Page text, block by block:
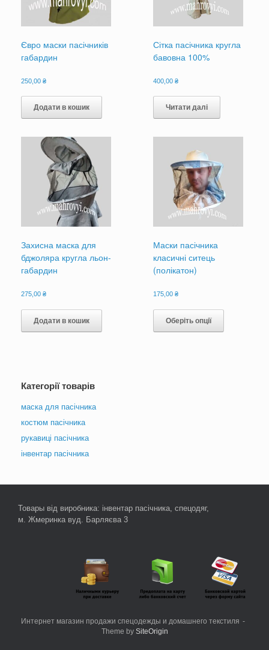
Євро маски пасічників
габардин
250,00 ₴
Додати в кошик
Сітка пасічника кругла
бавовна 100%
400,00₴
Читати далі
Захисна маска для
бджоляра кругла льон-
габардин
275,00 ₴
Додати в кошик
Маски пасічника
класичні ситець
(полікатон)
175,00₴
Оберіть опції
має
Категорії товарів
маска для пасічника
костюм пасічника
рукавиці пасічника
інвентар пасічника
Товары від виробника: інвентар пасічника, спецодяг,
м. Жмеринка вуд. Барляєва 3
Интернет магазин продажи спецодежды и домашнего текстиля
Theme by SiteOrigin